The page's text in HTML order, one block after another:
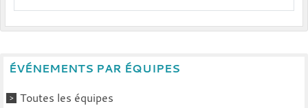
ÉVÉNEMENTS PAR ÉQUIPES
Toutes les équipes